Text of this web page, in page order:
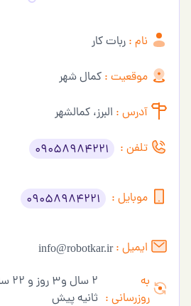
نام : ربات کار
موقعیت : کمال شهر
آدرس : البرز، کمالشهر
تلفن : 09058984221
موبایل : 09058984221
ایمیل : info@robotkar.ir
به
روزرسانی : ثانیه پیش